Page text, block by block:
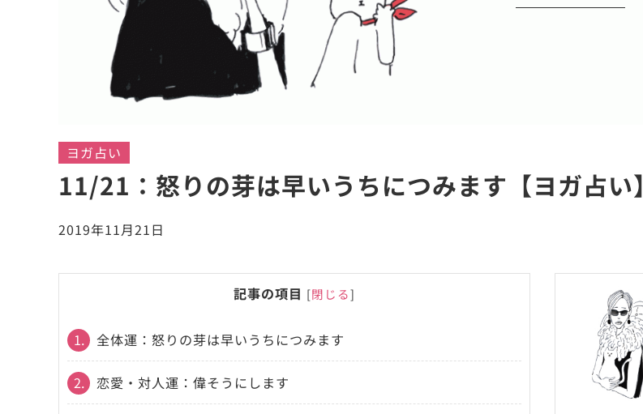
ヨガ占い
11/21：怒りの芽は早いうちにつみます【ヨガ占い】
2019年11月21日
記事の項目 [閉じる]
1. 全体運：怒りの芽は早いうちにつみます
2. 恋愛・対人運：偉そうにします